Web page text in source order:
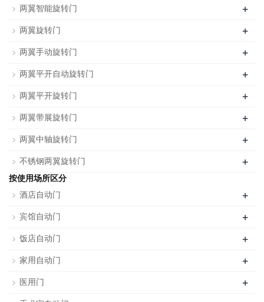
两翼智能旋转门 +
两翼旋转门 +
两翼手动旋转门 +
两翼平开自动旋转门 +
两翼平开旋转门 +
两翼带展旋转门 +
两翼中轴旋转门 +
不锈钢两翼旋转门 +
按使用场所区分
酒店自动门
+
宾馆自动门 +
饭店自动门 +
家用自动门 +
医用门 +